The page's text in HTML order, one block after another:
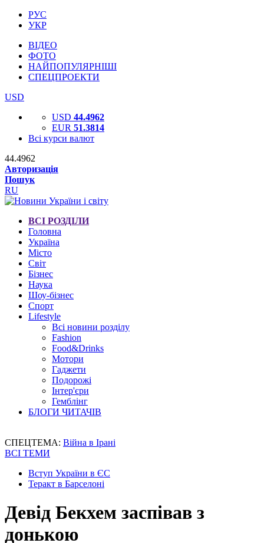
РУС
УКР
ВІДЕО
ФОТО
НАЙПОПУЛЯРНІШІ
СПЕЦПРОЕКТИ
USD
USD 44.4962
EUR 51.3814
Всі курси валют
44.4962
Авторизація
Пошук
RU
ВСІ РОЗДІЛИ
Головна
Україна
Місто
Світ
Бізнес
Наука
Шоу-бізнес
Спорт
Lifestyle
Всі новини розділу
Fashion
Food&Drinks
Мотори
Гаджети
Подорожі
Інтер'єри
Гемблінг
БЛОГИ ЧИТАЧІВ
СПЕЦТЕМА: Війна в Ірані
ВСІ ТЕМИ
Вступ України в ЄС
Теракт в Барселоні
Девід Бекхем заспівав з
донькою